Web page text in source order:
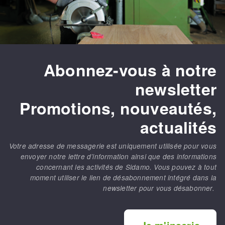
Ponceuses
Tours à métaux
Tables
Fraises scies
Rubans
Fraise HSS
Abonnez-vous à notre
newsletter
Promotions, nouveautés,
actualités
Votre adresse de messagerie est uniquement utilisée pour vous
envoyer notre lettre d’information ainsi que des informations
concernant les activités de Sidamo. Vous pouvez à tout
moment utiliser le lien de désabonnement intégré dans la
newsletter pour vous désabonner.